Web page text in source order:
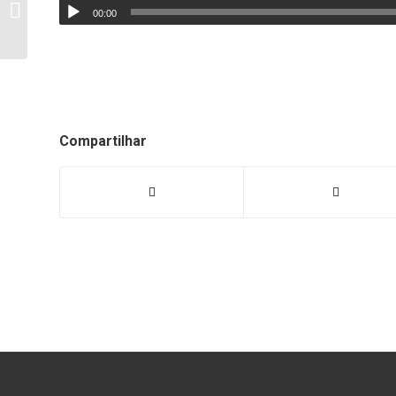
00:00
Compartilhar
Antimanicomial!,
garante a preservação